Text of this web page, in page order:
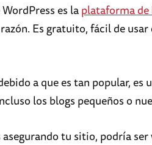
es laplataforma de
Es gratuito, fácil de
a que es tan popular, es
los blogs pequeños o
tu sitio, podría